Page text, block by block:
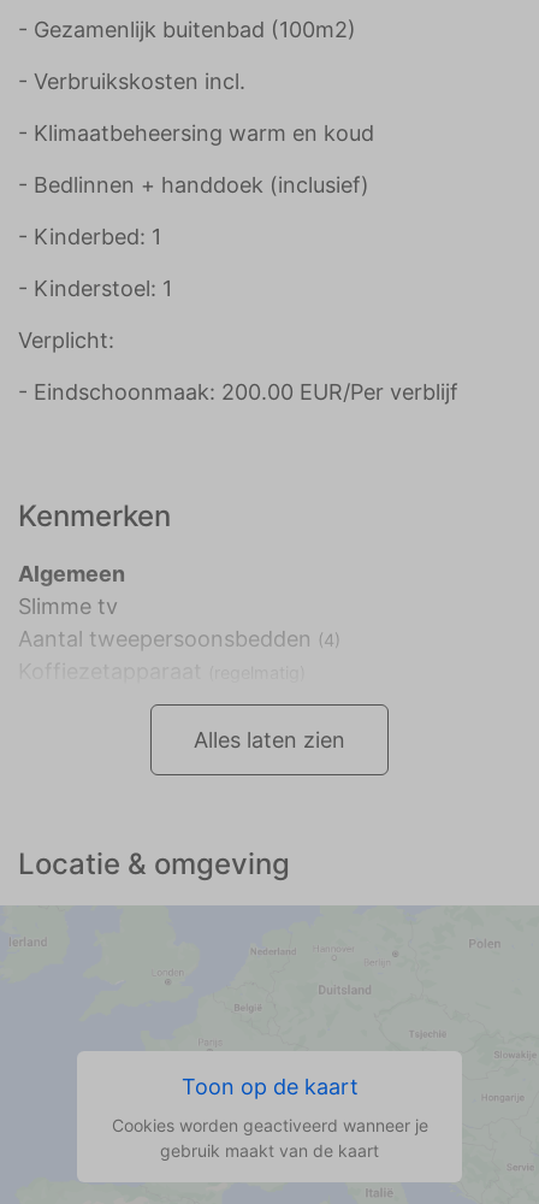
- Gezamenlijk buitenbad (100m2)
- Verbruikskosten incl.
- Klimaatbeheersing warm en koud
- Bedlinnen + handdoek (inclusief)
- Kinderbed: 1
- Kinderstoel: 1
Verplicht:
- Eindschoonmaak: 200.00 EUR/Per verblijf
Kenmerken
Algemeen
Slimme tv
Aantal tweepersoonsbedden (4)
Alles laten zien
Locatie & omgeving
Toon op de kaart
Cookies worden geactiveerd wanneer je
gebruik maakt van de kaart